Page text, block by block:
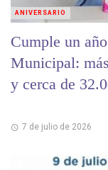
Cumple un
Municipal:
y cerca de
7 de julio de 2026
ANIVERSARIO